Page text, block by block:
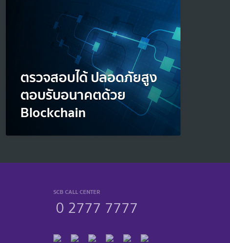
ตรวจสอบได้ ปลอดภัยสูง
ตอบรับอนาคตด้วย
Blockchain
SCB CALL CENTER
0 2777 7777